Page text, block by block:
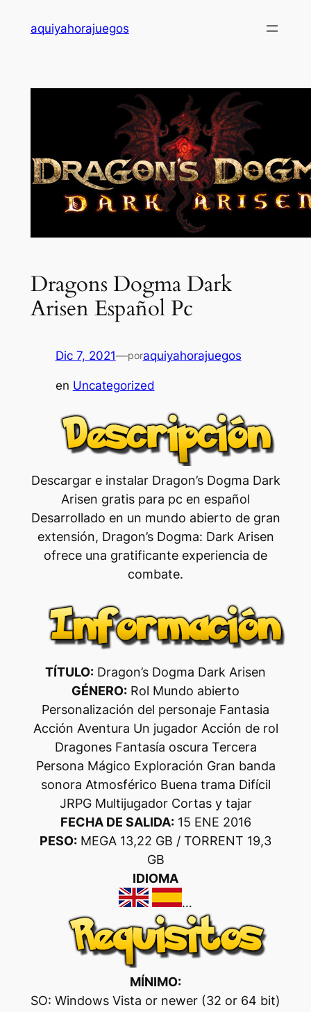
aquiyahorajuegos
Dragons Dogma Dark
Arisen Español Pc
Dic 7, 2021—poraquiyahorajuegos
en Uncategorized
Descargar e instalar Dragon’s Dogma Dark
Arisen gratis para pc en español
Desarrollado en un mundo abierto de gran
extensión, Dragon’s Dogma: Dark Arisen
ofrece una gratificante experiencia de
combate.
TÍTULO: Dragon’s Dogma Dark Arisen
GÉNERO: Rol Mundo abierto
Personalización del personaje Fantasia
Acción Aventura Un jugador Acción de rol
Dragones Fantasía oscura Tercera
Persona Mágico Exploración Gran banda
sonora Atmosférico Buena trama Difícil
JRPG Multijugador Cortas y tajar
FECHA DE SALIDA:15 ENE 2016
PESO: MEGA 13,22 GB / TORRENT 19,3
GB
IDIOMA
…
MÍNIMO:
SO: Windows Vista or newer (32 or 64 bit)